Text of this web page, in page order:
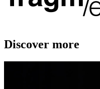
Discover more